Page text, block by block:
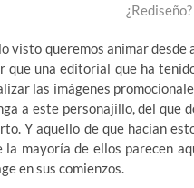
visto queremos animar desde
que una editorial que ha
las imágenes
a este personajillo, del que
Y aquello de que hacían
la mayoría de ellos parecen
en sus comienzos.